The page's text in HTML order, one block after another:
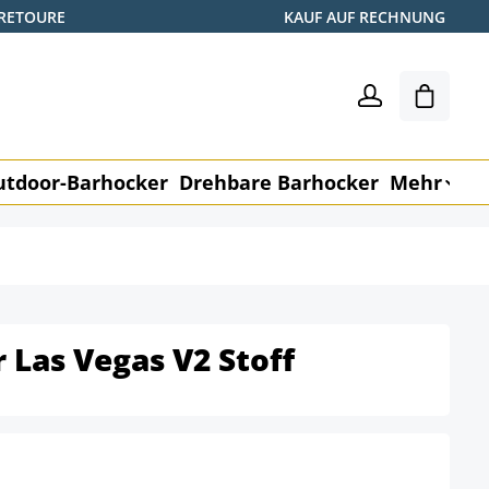
KAUF AUF RECHNUNG
Barhocker Drehbare Barhocker Mehr
Vegas V2 Stoff